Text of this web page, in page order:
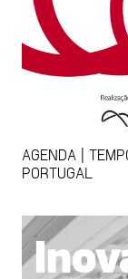
AGENDA |
PORTUGAL